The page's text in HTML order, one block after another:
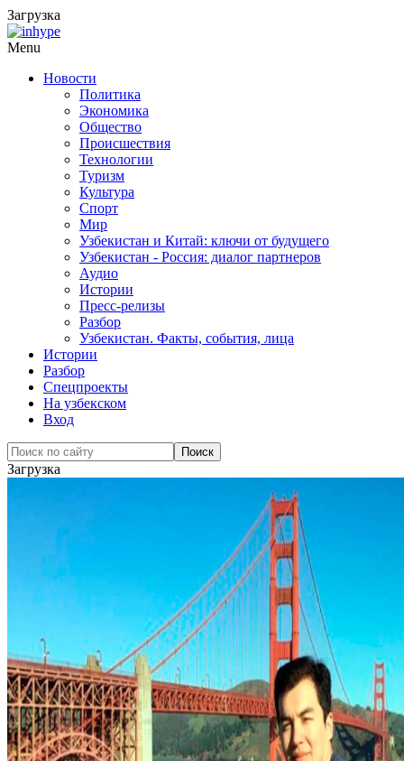
Загрузка
Menu
Новости
Политика
Экономика
Общество
Происшествия
Технологии
Туризм
Культура
Спорт
Мир
Узбекистан и Китай: ключи от будущего
Узбекистан - Россия: диалог партнеров
Аудио
Истории
Пресс-релизы
Разбор
Узбекистан. Факты, события, лица
Истории
Разбор
Спецпроекты
На узбекском
Вход
Загрузка